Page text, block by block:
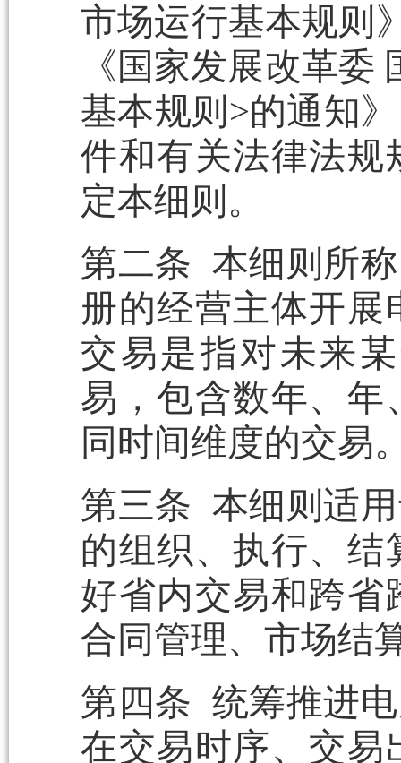
市场运行基本规则
《国家发展改革
基本规则>的通知
件和有关法律法规
定本细则。
第二条 本细则所
册的经营主体开
交易是指对未来
易，包含数年、年
同时间维度的交易
第三条 本细则适
的组织、执行、
好省内交易和跨省
合同管理、市场结
第四条 统筹推进
在交易时序、交易